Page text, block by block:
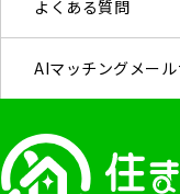
AIマッチングメー
よくある質問